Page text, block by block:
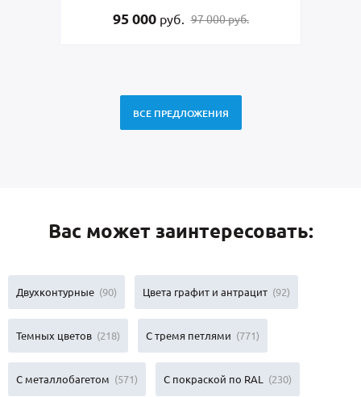
95 000 руб. 97 000 руб.
ВСЕ ПРЕДЛОЖЕНИЯ
Вас может заинтересовать:
Двухконтурные (90) Цвета графит и антрацит (92)
Темных цветов (218) С тремя петлями (771)
С металлобагетом (571) С покраской по RAL (230)